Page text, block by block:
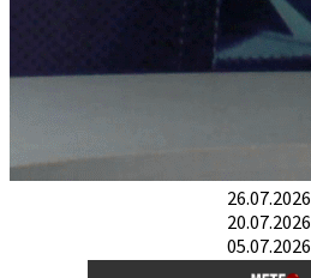
26.07.2026
20.07.2026
05.07.2026